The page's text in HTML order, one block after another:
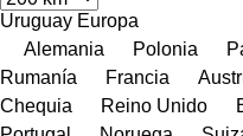
Uruguay Europa
Alemania
Polonia
Rumanía
Francia
Chequia
Reino Unido